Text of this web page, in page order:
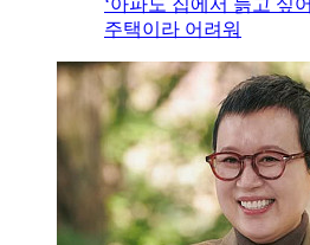
‘아파도 집에서 늙고 싶
주택이라 어려워